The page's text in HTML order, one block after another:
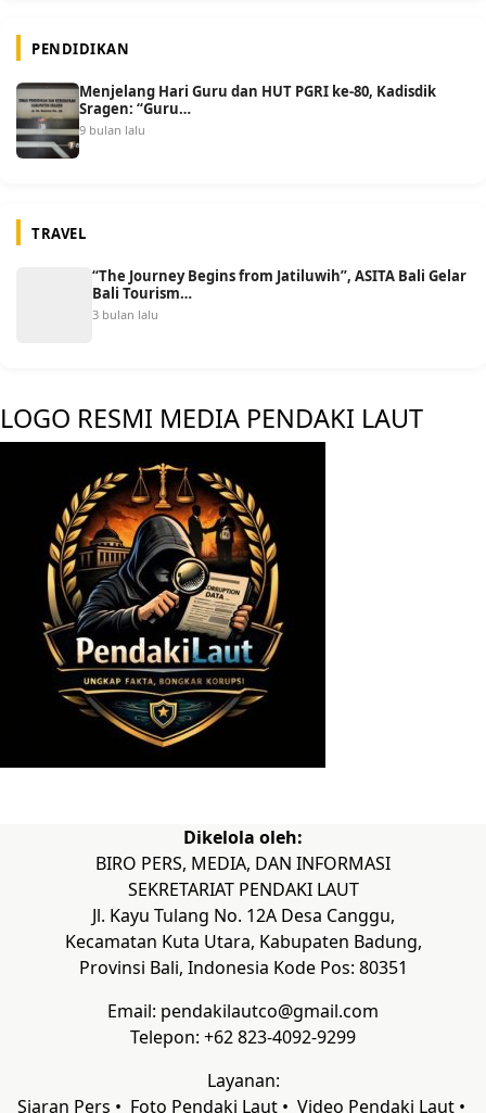
PENDIDIKAN
Menjelang Hari Guru dan HUT PGRI ke-80, Kadisdik
Sragen: “Guru…
9 bulan lalu
TRAVEL
“The Journey Begins from Jatiluwih”, ASITA Bali Gelar
Bali Tourism…
3 bulan lalu
LOGO RESMI MEDIA PENDAKI LAUT
Dikelola oleh:
BIRO PERS, MEDIA, DAN INFORMASI
SEKRETARIAT PENDAKI LAUT
Jl. Kayu Tulang No. 12A Desa Canggu,
Kecamatan Kuta Utara, Kabupaten Badung,
Provinsi Bali, Indonesia Kode Pos: 80351
Email: pendakilautco@gmail.com
Telepon: +62 823-4092-9299
Layanan:
Siaran Pers • Foto Pendaki Laut• Video Pendaki Laut•